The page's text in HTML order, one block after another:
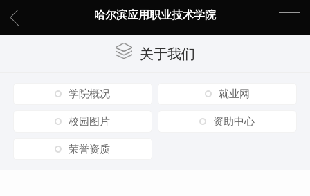
哈尔滨应用职业技术学院
关于我们
学院概况 就业网
校园图片 资助中心
荣誉资质